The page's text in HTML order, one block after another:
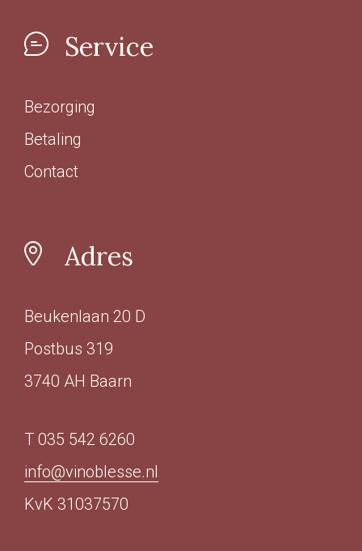
Service
Bezorging
Betaling
Contact
Adres
Beukenlaan 20 D
Postbus 319
3740 AH Baarn
T 035 542 6260
info@vinoblesse.nl
KvK 31037570